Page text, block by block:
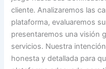
cliente. Analizaremos las
plataforma, evaluaremos
presentaremos una visión
servicios. Nuestra
honesta y detallada para